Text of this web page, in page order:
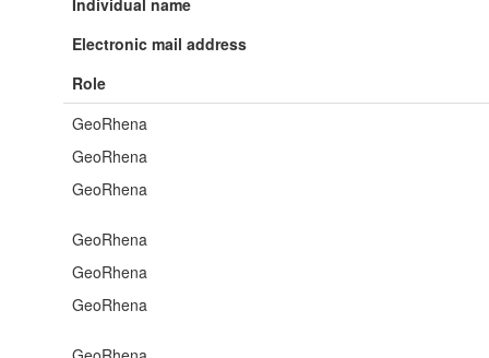
Individual name
Electronic mail address
Role
GeoRhena
GeoRhena
GeoRhena
GeoRhena
GeoRhena
GeoRhena